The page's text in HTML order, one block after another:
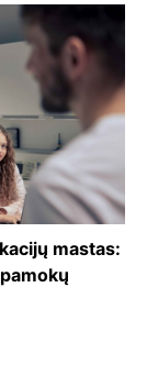
mastas: